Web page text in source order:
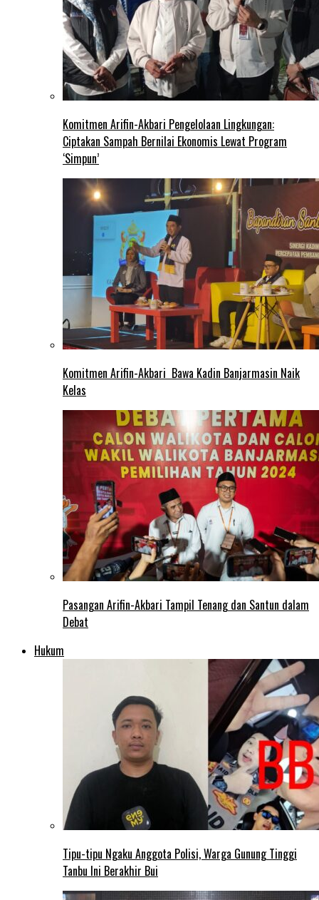
Komitmen Arifin-Akbari Pengelolaan Lingkungan:
Ciptakan Sampah Bernilai Ekonomis Lewat Program
‘Simpun’
Komitmen Arifin-Akbari Bawa Kadin Banjarmasin Naik
Kelas
Pasangan Arifin-Akbari Tampil Tenang dan Santun dalam
Debat
Hukum
Tipu-tipu Ngaku Anggota Polisi, Warga Gunung Tinggi
Tanbu Ini Berakhir Bui